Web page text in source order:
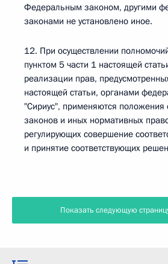
Федеральным законом, другими
законами не установлено иное.
12. При осуществлении
пунктом 5 части 1 настоящей
реализации прав,
настоящей статьи, органами
"Сириус", применяются
законов и иных нормативных
регулирующих совершение
и принятие соответствующих
Показать следующую